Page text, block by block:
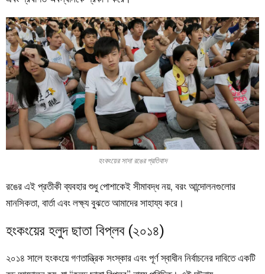
হংকংয়ের সাদা রঙের প্রতিবাদ
রঙের এই প্রতীকী ব্যবহার শুধু পোশাকেই সীমাবদ্ধ নয়, বরং আন্দোলনগুলোর
মানসিকতা, বার্তা এবং লক্ষ্য বুঝতে আমাদের সাহায্য করে।
হংকংয়ের হলুদ ছাতা বিপ্লব (২০১৪)
২০১৪ সালে হংকংয়ে গণতান্ত্রিক সংস্কার এবং পূর্ণ স্বাধীন নির্বাচনের দাবিতে একটি